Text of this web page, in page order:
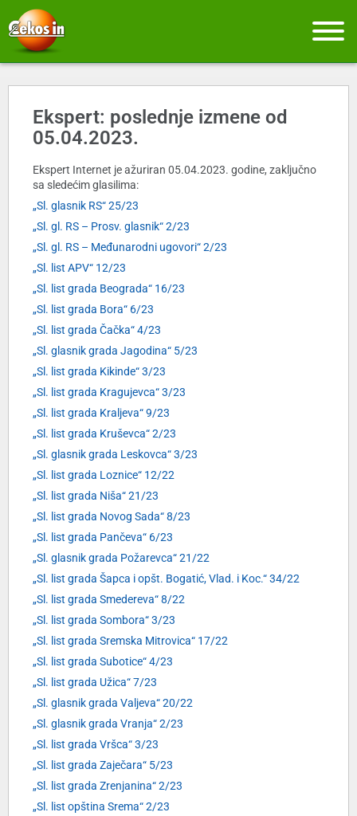
Ekspert: poslednje izmene od
05.04.2023.
Ekspert Internet je ažuriran 05.04.2023. godine, zaključno
sa sledećim glasilima:
„Sl. glasnik RS“ 25/23
„Sl. gl. RS – Prosv. glasnik“ 2/23
„Sl. gl. RS – Međunarodni ugovori“ 2/23
„Sl. list APV“ 12/23
„Sl. list grada Beograda“ 16/23
„Sl. list grada Bora“ 6/23
„Sl. list grada Čačka“ 4/23
„Sl. glasnik grada Jagodina“ 5/23
„Sl. list grada Kikinde“ 3/23
„Sl. list grada Kragujevca“ 3/23
„Sl. list grada Kraljeva“ 9/23
„Sl. list grada Kruševca“ 2/23
„Sl. glasnik grada Leskovca“ 3/23
„Sl. list grada Loznice“ 12/22
„Sl. list grada Niša“ 21/23
„Sl. list grada Novog Sada“ 8/23
„Sl. list grada Pančeva“ 6/23
„Sl. glasnik grada Požarevca“ 21/22
„Sl. list grada Šapca i opšt. Bogatić, Vlad. i Koc.“ 34/22
„Sl. list grada Smedereva“ 8/22
„Sl. list grada Sombora“ 3/23
„Sl. list grada Sremska Mitrovica“ 17/22
„Sl. list grada Subotice“ 4/23
„Sl. list grada Užica“ 7/23
„Sl. glasnik grada Valjeva“ 20/22
„Sl. glasnik grada Vranja“ 2/23
„Sl. list grada Vršca“ 3/23
„Sl. list grada Zaječara“ 5/23
„Sl. list grada Zrenjanina“ 2/23
„Sl. list opština Srema“ 2/23